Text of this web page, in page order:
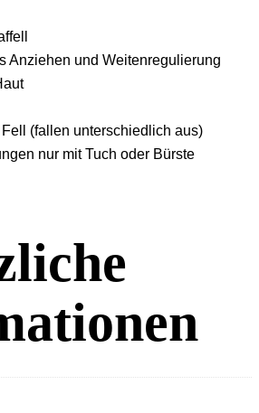
Anziehen und Weitenregulierung
(fallen unterschiedlich aus)
nur mit Tuch oder Bürste